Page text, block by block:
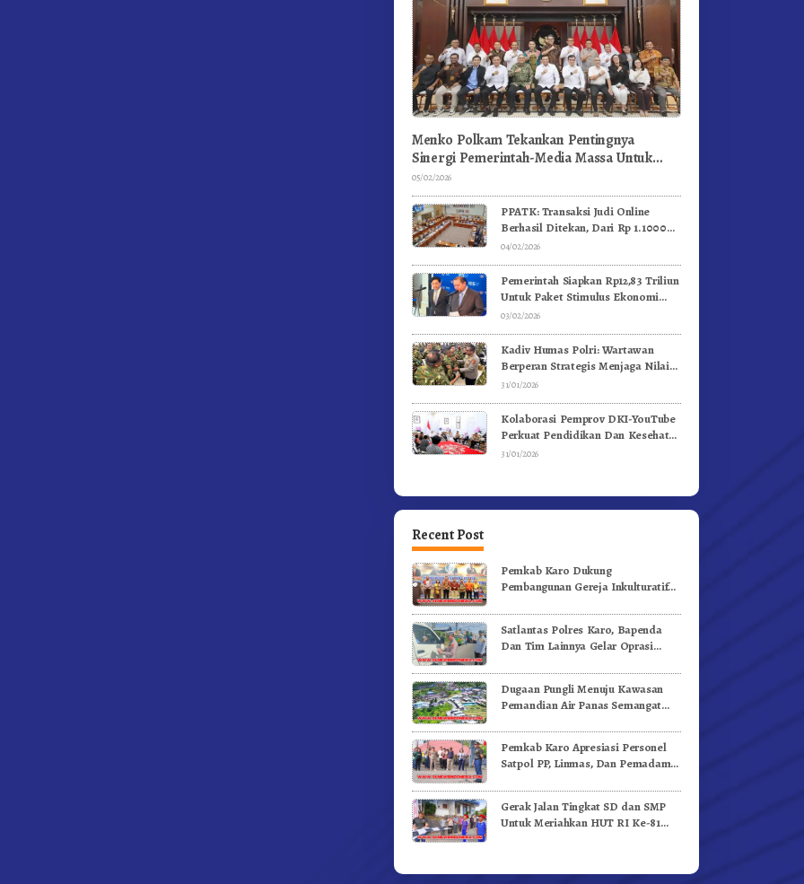
Menko Polkam Tekankan Pentingnya
Sinergi Pemerintah-Media Massa Untuk
Jaga Stabilitas Bangsa
05/02/2026
PPATK: Transaksi Judi Online
Berhasil Ditekan, Dari Rp 1.1000
Triliun Menjadi Rp 268 Triliun
04/02/2026
Pemerintah Siapkan Rp12,83 Triliun
Untuk Paket Stimulus Ekonomi
Kuartal I-2026
03/02/2026
Kadiv Humas Polri: Wartawan
Berperan Strategis Menjaga Nilai
Kebangsaan, Demokrasi, dan NKRI
31/01/2026
Kolaborasi Pemprov DKI-YouTube
Perkuat Pendidikan Dan Kesehatan
Mental
31/01/2026
Recent Post
Pemkab Karo Dukung
Pembangunan Gereja Inkulturatif
Satlantas Polres Karo, Bapenda
Dan Tim Lainnya Gelar Oprasi
Dugaan Pungli Menuju Kawasan
Pemandian Air Panas Semangat
Videokan!
Pemkab Karo Apresiasi Personel
Satpol PP, Linmas, Dan Pemadam
Gerak Jalan Tingkat SD dan SMP
Untuk Meriahkan HUT RI Ke-81